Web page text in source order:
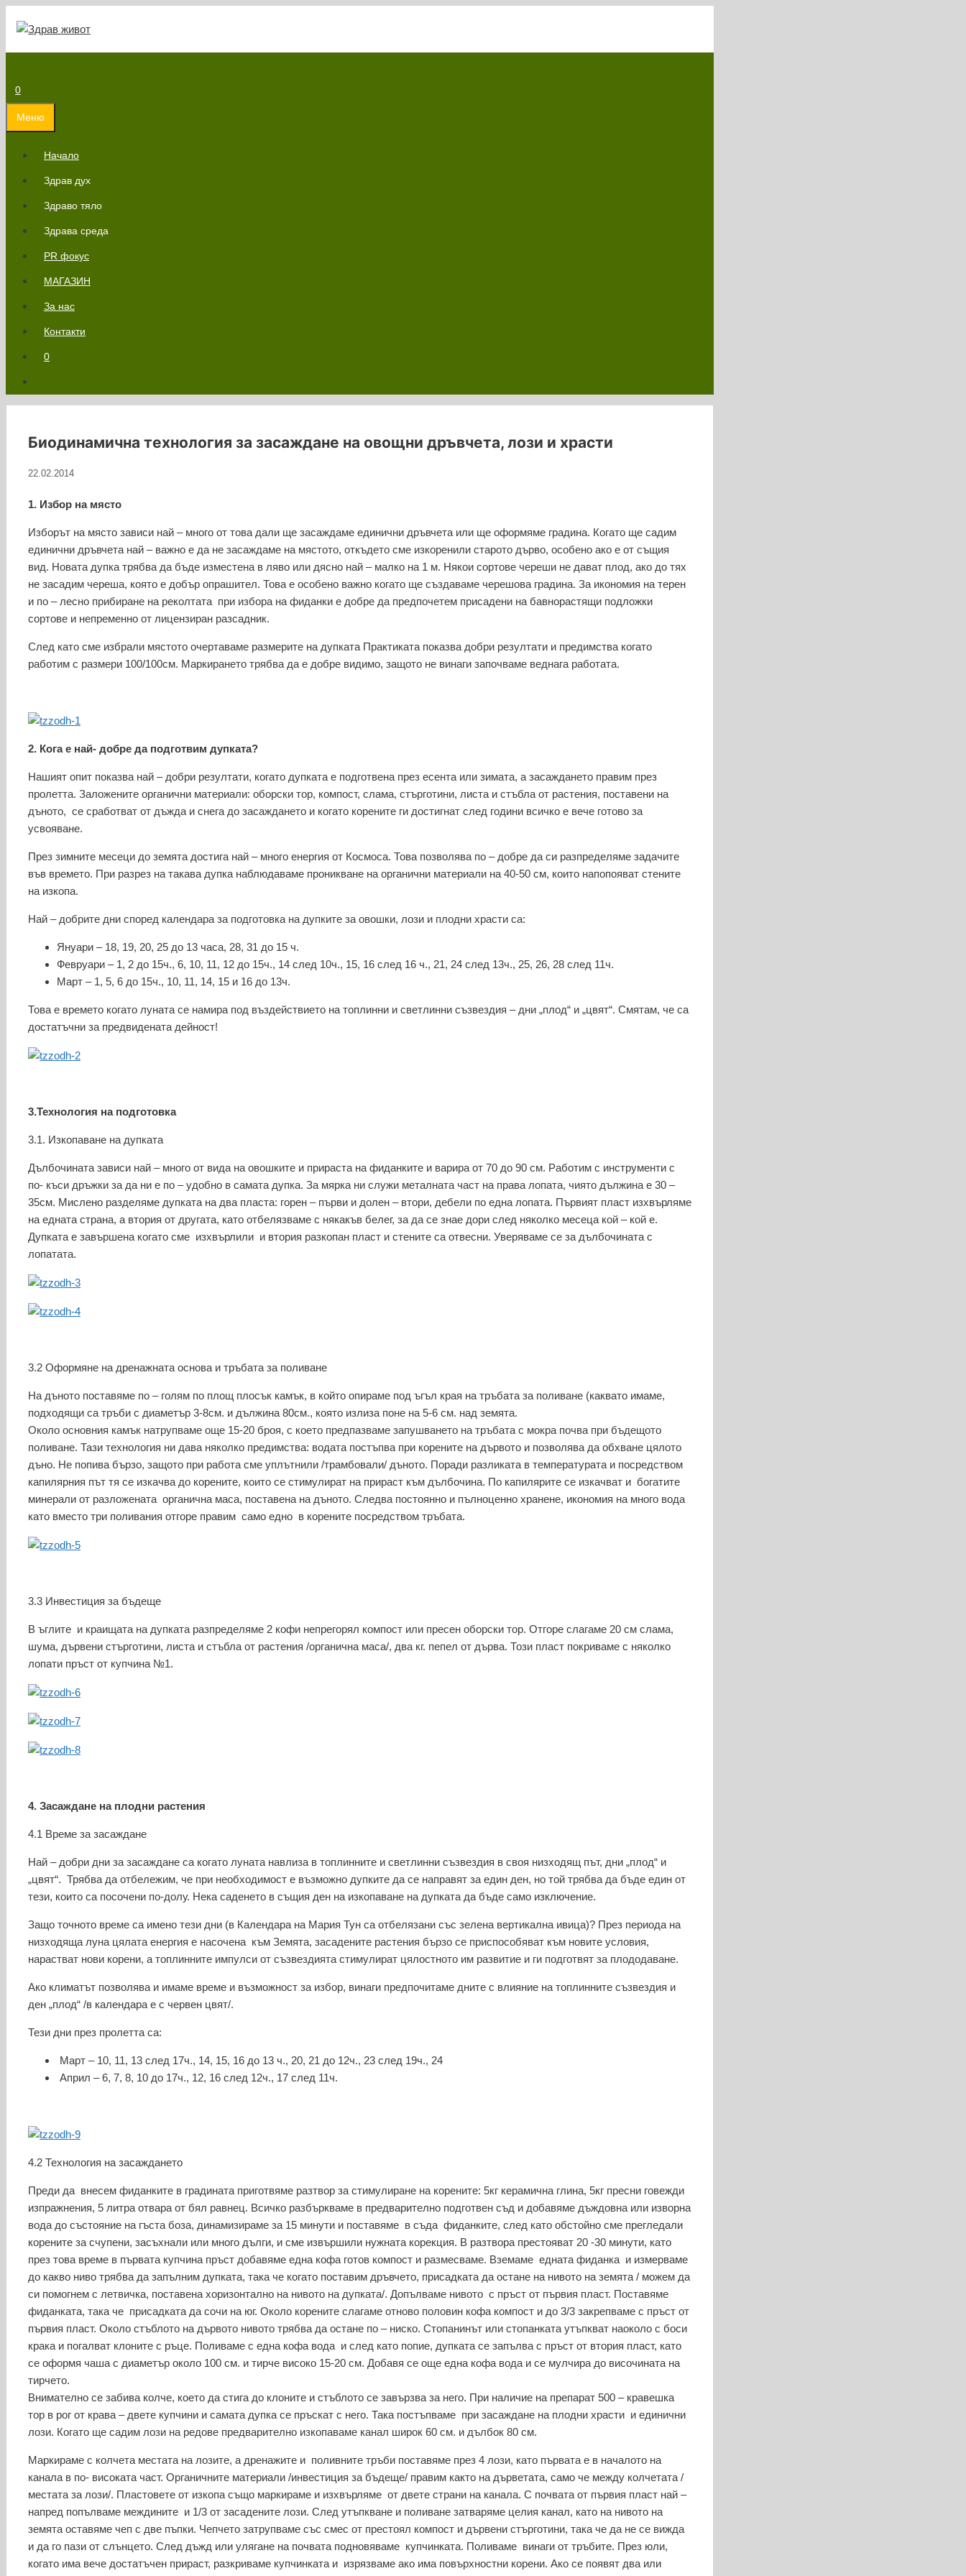
съдържанието
0
Меню
Начало
Здрав дух
Здраво тяло
Здрава среда
PR фокус
МАГАЗИН
За нас
Контакти
0
Биодинамична технология за засаждане на овощни дръвчета, лози и храсти
22.02.2014
1. Избор на място
Изборът на място зависи най – много от това дали ще засаждаме единични дръвчета или ще оформяме градина. Когато ще садим
единични дръвчета най – важно е да не засаждаме на мястото, откъдето сме изкоренили старото дърво, особено ако е от същия
вид. Новата дупка трябва да бъде изместена в ляво или дясно най – малко на 1 м. Някои сортове череши не дават плод, ако до тях
не засадим череша, която е добър опрашител. Това е особено важно когато ще създаваме черешова градина. За икономия на терен
и по – лесно прибиране на реколтата при избора на фиданки е добре да предпочетем присадени на бавнорастящи подложки
сортове и непременно от лицензиран разсадник.
След като сме избрали мястото очертаваме размерите на дупката Практиката показва добри резултати и предимства когато
работим с размери 100/100см. Маркирането трябва да е добре видимо, защото не винаги започваме веднага работата.
2. Кога е най- добре да подготвим дупката?
Нашият опит показва най – добри резултати, когато дупката е подготвена през есента или зимата, а засаждането правим през
пролетта. Заложените органични материали: оборски тор, компост, слама, стърготини, листа и стъбла от растения, поставени на
дъното, се сработват от дъжда и снега до засаждането и когато корените ги достигнат след години всичко е вече готово за
усвояване.
През зимните месеци до земята достига най – много енергия от Космоса. Това позволява по – добре да си разпределяме задачите
във времето. При разрез на такава дупка наблюдаваме проникване на органични материали на 40-50 см, които напопояват стените
на изкопа.
Най – добрите дни според календара за подготовка на дупките за овошки, лози и плодни храсти са:
Януари – 18, 19, 20, 25 до 13 часа, 28, 31 до 15 ч.
Февруари – 1, 2 до 15ч., 6, 10, 11, 12 до 15ч., 14 след 10ч., 15, 16 след 16 ч., 21, 24 след 13ч., 25, 26, 28 след 11ч.
Март – 1, 5, 6 до 15ч., 10, 11, 14, 15 и 16 до 13ч.
Това е времето когато луната се намира под въздействието на топлинни и светлинни съзвездия – дни „плод“ и „цвят“. Смятам, че са
достатъчни за предвидената дейност!
3.Технология на подготовка
3.1. Изкопаване на дупката
Дълбочината зависи най – много от вида на овошките и прираста на фиданките и варира от 70 до 90 см. Работим с инструменти с
по- къси дръжки за да ни е по – удобно в самата дупка. За мярка ни служи металната част на права лопата, чиято дължина е 30 –
35см. Мислено разделяме дупката на два пласта: горен – първи и долен – втори, дебели по една лопата. Първият пласт изхвърляме
на едната страна, а втория от другата, като отбелязваме с някакъв белег, за да се знае дори след няколко месеца кой – кой е.
Дупката е завършена когато сме изхвърлили и втория разкопан пласт и стените са отвесни. Уверяваме се за дълбочината с
лопатата.
3.2 Оформяне на дренажната основа и тръбата за поливане
На дъното поставяме по – голям по площ плосък камък, в който опираме под ъгъл края на тръбата за поливане (каквато имаме,
подходящи са тръби с диаметър 3-8см. и дължина 80см., която излиза поне на 5-6 см. над земята.
Около основния камък натрупваме още 15-20 броя, с което предпазваме запушването на тръбата с мокра почва при бъдещото
поливане. Тази технология ни дава няколко предимства: водата постъпва при корените на дървото и позволява да обхване цялото
дъно. Не попива бързо, защото при работа сме уплътнили /трамбовали/ дъното. Поради разликата в температурата и посредством
капилярния път тя се изкачва до корените, които се стимулират на прираст към дълбочина. По капилярите се изкачват и богатите
минерали от разложената органична маса, поставена на дъното. Следва постоянно и пълноценно хранене, икономия на много вода
като вместо три поливания отгоре правим само едно в корените посредством тръбата.
3.3 Инвестиция за бъдеще
В ъглите и краищата на дупката разпределяме 2 кофи непрегорял компост или пресен оборски тор. Отгоре слагаме 20 см слама,
шума, дървени стърготини, листа и стъбла от растения /органична маса/, два кг. пепел от дърва. Този пласт покриваме с няколко
лопати пръст от купчина №1.
4. Засаждане на плодни растения
4.1 Време за засаждане
Най – добри дни за засаждане са когато луната навлиза в топлинните и светлинни съзвездия в своя низходящ път, дни „плод“ и
„цвят“. Трябва да отбележим, че при необходимост е възможно дупките да се направят за един ден, но той трябва да бъде един от
тези, които са посочени по-долу. Нека саденето в същия ден на изкопаване на дупката да бъде само изключение.
Защо точното време са имено тези дни (в Календара на Мария Тун са отбелязани със зелена вертикална ивица)? През периода на
низходяща луна цялата енергия е насочена към Земята, засадените растения бързо се приспособяват към новите условия,
нарастват нови корени, а топлинните импулси от съзвездията стимулират цялостното им развитие и ги подготвят за плододаване.
Ако климатът позволява и имаме време и възможност за избор, винаги предпочитаме дните с влияние на топлинните съзвездия и
ден „плод“ /в календара е с червен цвят/.
Тези дни през пролетта са:
Март – 10, 11, 13 след 17ч., 14, 15, 16 до 13 ч., 20, 21 до 12ч., 23 след 19ч., 24
Април – 6, 7, 8, 10 до 17ч., 12, 16 след 12ч., 17 след 11ч.
4.2 Технология на засаждането
Преди да внесем фиданките в градината приготвяме разтвор за стимулиране на корените: 5кг керамична глина, 5кг пресни говежди
изпражнения, 5 литра отвара от бял равнец. Всичко разбъркваме в предварително подготвен съд и добавяме дъждовна или изворна
вода до състояние на гъста боза, динамизираме за 15 минути и поставяме в съда фиданките, след като обстойно сме прегледали
корените за счупени, засъхнали или много дълги, и сме извършили нужната корекция. В разтвора престояват 20 -30 минути, като
през това време в първата купчина пръст добавяме една кофа готов компост и размесваме. Вземаме едната фиданка и измерваме
до какво ниво трябва да запълним дупката, така че когато поставим дръвчето, присадката да остане на нивото на земята / можем да
си помогнем с летвичка, поставена хоризонтално на нивото на дупката/. Допълваме нивото с пръст от първия пласт. Поставяме
фиданката, така че присадката да сочи на юг. Около корените слагаме отново половин кофа компост и до 3/3 закрепваме с пръст от
първия пласт. Около стъблото на дървото нивото трябва да остане по – ниско. Стопанинът или стопанката утъпкват наоколо с боси
крака и погалват клоните с ръце. Поливаме с една кофа вода и след като попие, дупката се запълва с пръст от втория пласт, като
се оформя чаша с диаметър около 100 см. и тирче високо 15-20 см. Добавя се още една кофа вода и се мулчира до височината на
тирчето.
Внимателно се забива колче, което да стига до клоните и стъблото се завързва за него. При наличие на препарат 500 – кравешка
тор в рог от крава – двете купчини и самата дупка се пръскат с него. Така постъпваме при засаждане на плодни храсти и единични
лози. Когато ще садим лози на редове предварително изкопаваме канал широк 60 см. и дълбок 80 см.
Маркираме с колчета местата на лозите, а дренажите и поливните тръби поставяме през 4 лози, като първата е в началото на
канала в по- високата част. Органичните материали /инвестиция за бъдеще/ правим както на дърветата, само че между колчетата /
местата за лози/. Пластовете от изкопа също маркираме и изхвърляме от двете страни на канала. С почвата от първия пласт най –
напред попълваме междините и 1/3 от засадените лози. След утъпкване и поливане затваряме целия канал, като на нивото на
земята оставяме чеп с две пъпки. Чепчето затрупваме със смес от престоял компост и дървени стърготини, така че да не се вижда
и да го пази от слънцето. След дъжд или улягане на почвата подновяваме купчинката. Поливаме винаги от тръбите. През юли,
когато има вече достатъчен прираст, разкриваме купчинката и изрязваме ако има повърхностни корени. Ако се появят два или